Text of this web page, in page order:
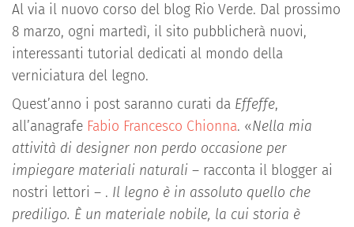
Al via il nuovo corso del blog Rio Verde. Dal prossimo
8 marzo, ogni martedì, il sito pubblicherà nuovi,
interessanti tutorial dedicati al mondo della
verniciatura del legno.
Quest’anno i post saranno curati da Effeffe,
all’anagrafe Fabio Francesco Chionna. «Nella mia
attività di designer non perdo occasione per
impiegare materiali naturali – racconta il blogger ai
nostri lettori – . Il legno è in assoluto quello che
prediligo. È un materiale nobile, la cui storia è